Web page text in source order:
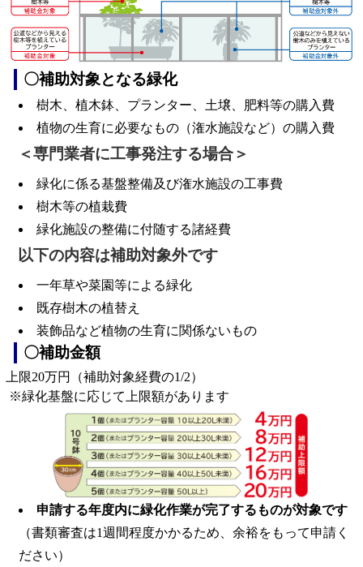
〇補助対象となる緑化
樹木、植木鉢、プランター、土壌、肥料等の購入費
植物の生育に必要なもの（潅水施設など）の購入費
＜専門業者に工事発注する場合＞
緑化に係る基盤整備及び潅水施設の工事費
樹木等の植栽費
緑化施設の整備に付随する諸経費
以下の内容は補助対象外です
一年草や菜園等による緑化
既存樹木の植替え
装飾品など植物の生育に関係ないもの
〇補助金額
上限20万円（補助対象経費の1/2）
※緑化基盤に応じて上限額があります
申請する年度内に緑化作業が完了するものが対象です
（書類審査は1週間程度かかるため、余裕をもって申請く
ださい）